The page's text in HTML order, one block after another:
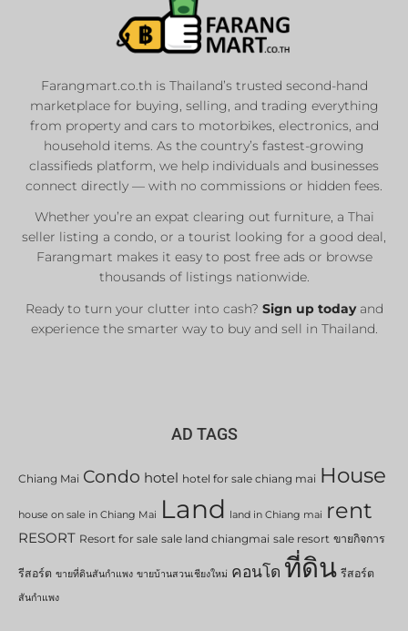
List Your
Properties
Private Sellers
Real Estate Agents
Sale & Rent
List Now
Farangmart.co.th is Thailand’s trusted second-hand
marketplace for buying, selling, and trading everything
from property and cars to motorbikes, electronics, and
household items. As the country’s fastest-growing
classifieds platform, we help individuals and businesses
connect directly — with no commissions or hidden fees.
Whether you’re an expat clearing out furniture, a Thai
seller listing a condo, or a tourist looking for a good deal,
Farangmart makes it easy to post free ads or browse
thousands of listings nationwide.
Ready to turn your clutter into cash? Sign up todayand
experience the smarter way to buy and sell in Thailand.
AD TAGS
Chiang Mai Condo hotel hotel for sale chiang mai House
house on sale in Chiang Mai Land land in Chiang mai rent
RESORT Resort for sale sale land chiangmai sale resort ขายกิจการ
รีสอร์ต ขายที่ดินสันกำแพง ขายบ้านสวนเชียงใหม่ คอนโด ที่ดิน รีสอร์ต
สันกำแพง